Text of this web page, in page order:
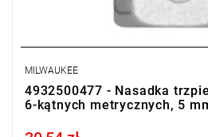
MILWAUKEE
4932500477 - Nasadka
6-kątnych metrycznych, 5